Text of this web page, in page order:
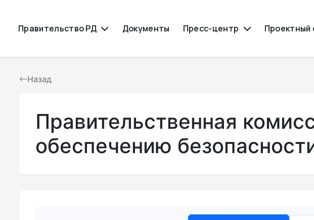
Правительство РД Документы Пресс-центр Проектный
Назад
Правительственная
обеспечению